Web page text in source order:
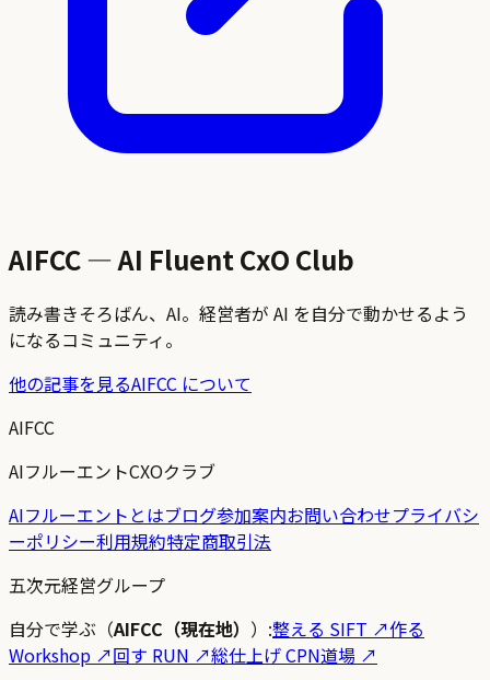
AIFCC — AI Fluent CxO Club
読み書きそろばん、AI。経営者が AI を自分で動かせるよう
になるコミュニティ。
他の記事を見るAIFCC について
AIFCC
AIフルーエントCXOクラブ
AIフルーエントとはブログ参加案内お問い合わせプライバシ
ーポリシー利用規約特定商取引法
五次元経営グループ
自分で学ぶ（AIFCC（現在地） ）:整える SIFT ↗作る
Workshop ↗回す RUN ↗総仕上げ CPN道場 ↗